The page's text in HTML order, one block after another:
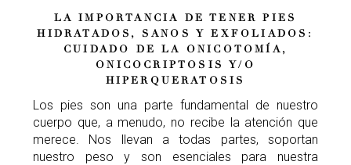
LA IMPORTANCIA DE TENER PIES
HIDRATADOS, SANOS Y EXFOLIADOS:
CUIDADO DE LA ONICOTOMÍA,
ONICOCRIPTOSIS Y/O
HIPERQUERATOSIS
Los pies son una parte fundamental de nuestro
cuerpo que, a menudo, no recibe la atención que
merece. Nos llevan a todas partes, soportan
nuestro peso y son esenciales para nuestra